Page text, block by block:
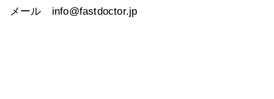
メール info@fastdoctor.jp